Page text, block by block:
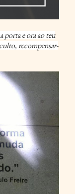
porta e ora ao teu
recompensar-